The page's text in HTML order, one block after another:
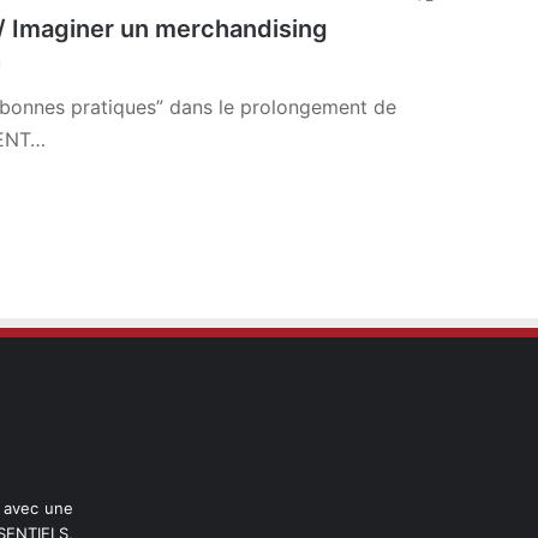
un merchandising
pratiques” dans le prolongement de
une